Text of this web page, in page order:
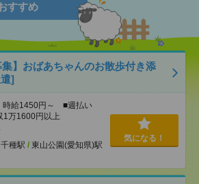
すすめ
集】おばあちゃんのお散歩付き添
]
時給1450円～ ■週払い
万1600円以上
千種駅 / 東山公園(愛知県)駅
気になる！